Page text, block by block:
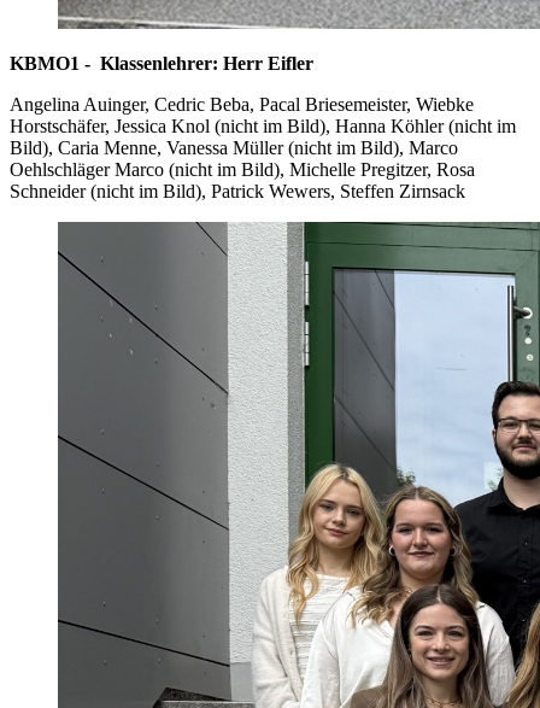
KBMO1 - Klassenlehrer: Herr Eifler
Angelina Auinger, Cedric Beba, Pacal Briesemeister, Wiebke
Horstschäfer, Jessica Knol (nicht im Bild), Hanna Köhler (nicht im
Bild), Caria Menne, Vanessa Müller (nicht im Bild), Marco
Oehlschläger Marco (nicht im Bild), Michelle Pregitzer, Rosa
Schneider (nicht im Bild), Patrick Wewers, Steffen Zirnsack